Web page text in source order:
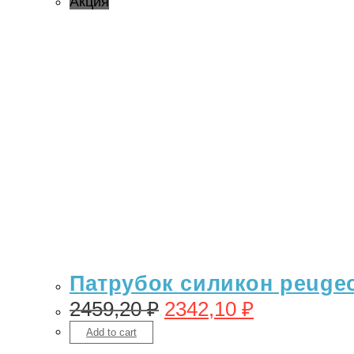
Патрубок силикон
2459,20₽ 2342,10 ₽
Add to cart